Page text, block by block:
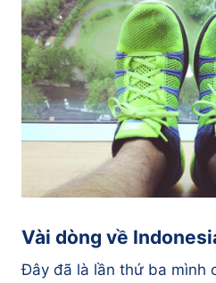
Vài dòng về
Đây đã là lần thứ ba mình